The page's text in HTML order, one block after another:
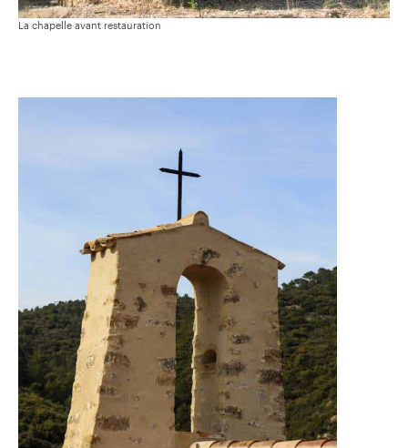
La chapelle avant restauration